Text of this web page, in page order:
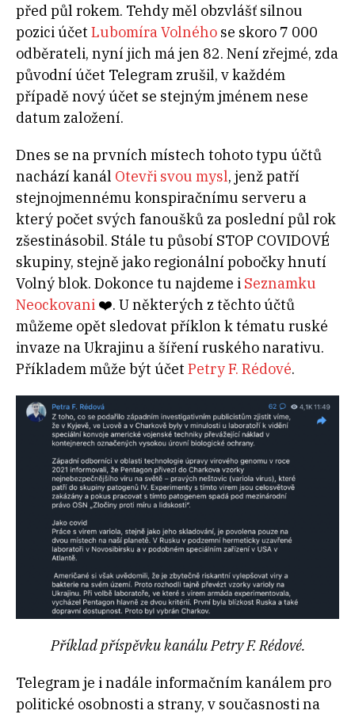
před půl rokem. Tehdy měl obzvlášť silnou
pozici účet Lubomíra Volného se skoro 7 000
odběrateli, nyní jich má jen 82. Není zřejmé, zda
původní účet Telegram zrušil, v každém
případě nový účet se stejným jménem nese
datum založení.
Dnes se na prvních místech tohoto typu účtů
nachází kanál Otevři svou mysl, jenž patří
stejnojmennému konspiračnímu serveru a
který počet svých fanoušků za poslední půl rok
zšestinásobil. Stále tu působí STOP COVIDOVÉ
skupiny, stejně jako regionální pobočky hnutí
Volný blok. Dokonce tu najdeme i Seznamku
Neockovani ❤️. U některých z těchto účtů
můžeme opět sledovat příklon k tématu ruské
invaze na Ukrajinu a šíření ruského narativu.
Příkladem může být účet Petry F. Rédové.
Příklad příspěvku kanálu Petry F. Rédové.
Telegram je i nadále informačním kanálem pro
politické osobnosti a strany, v současnosti na